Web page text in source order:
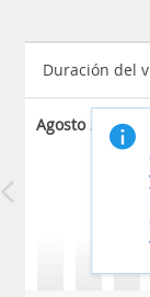
Duración del
Agosto 2026